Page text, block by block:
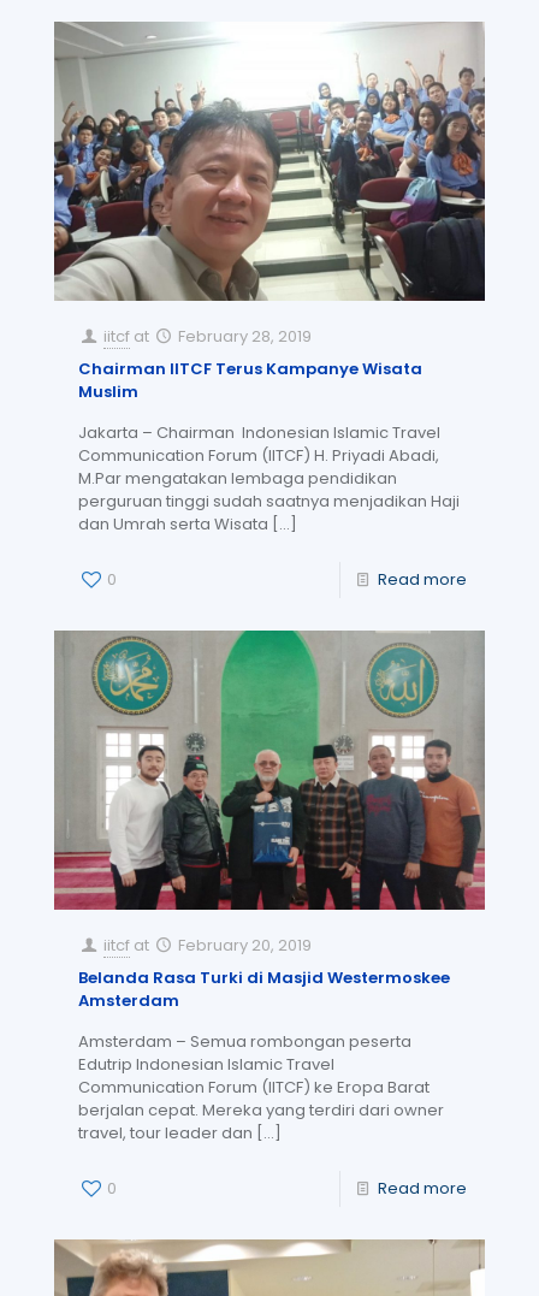
iitcf at
February 28, 2019
Chairman IITCF Terus Kampanye Wisata
Muslim
Jakarta – Chairman Indonesian Islamic Travel
Communication Forum (IITCF) H. Priyadi Abadi,
M.Par mengatakan lembaga pendidikan
perguruan tinggi sudah saatnya menjadikan Haji
dan Umrah serta Wisata […]
0 Read more
iitcf at
February 20, 2019
Belanda Rasa Turki di Masjid Westermoskee
Amsterdam
Amsterdam – Semua rombongan peserta
Edutrip Indonesian Islamic Travel
Communication Forum (IITCF) ke Eropa Barat
berjalan cepat. Mereka yang terdiri dari owner
travel, tour leader dan […]
0 Read more